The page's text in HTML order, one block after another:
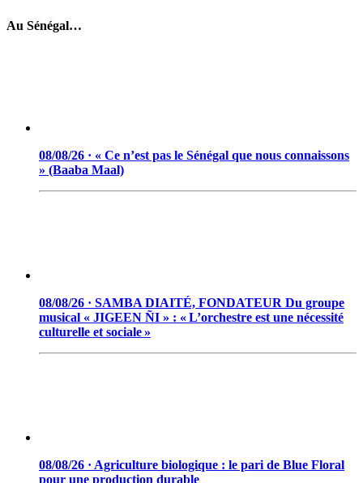
Au Sénégal…
08/08/26 · « Ce n’est pas le Sénégal que nous connaissons
» (Baaba Maal)
08/08/26 · SAMBA DIAITÉ, FONDATEUR Du groupe
musical « JIGEEN ÑI » : « L’orchestre est une nécessité
culturelle et sociale »
08/08/26 · Agriculture biologique : le pari de Blue Floral
pour une production durable